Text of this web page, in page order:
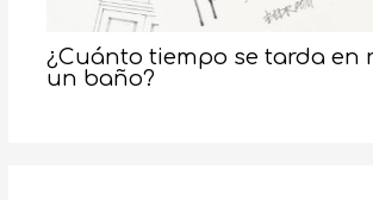
¿Cuánto tiempo se tarda en
un baño?